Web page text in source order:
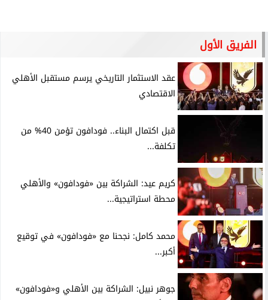
الفريق الأول
عقد الاستثمار التاريخي يرسم مستقبل الأهلي
الاقتصادي
قبل اكتمال البناء.. فودافون تؤمن 40% من
تكلفة...
كريم عيد: الشراكة بين «فودافون» والأهلي
محطة استراتيجية...
محمد كامل: نجحنا مع «فودافون» في توقيع
أكبر...
جوهر نبيل: الشراكة بين الأهلي و«فودافون»